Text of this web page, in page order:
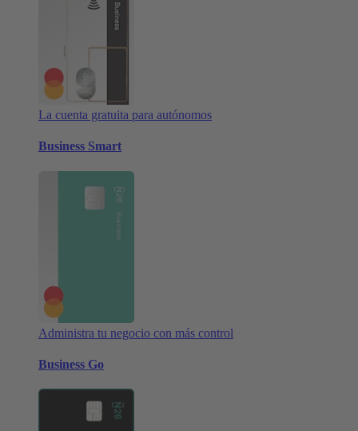
La cuenta gratuita para autónomos
Business Smart
Administra tu negocio con más control
Business Go